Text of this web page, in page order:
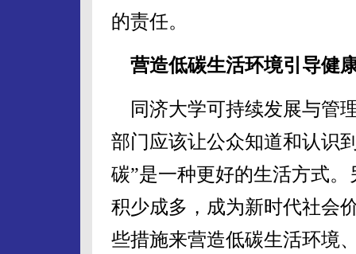
的责任。
营造低碳生活环境引导健
同济大学可持续发展与管
部门应该让公众知道和认识
碳”是一种更好的生活方式
积少成多，成为新时代社会
些措施来营造低碳生活环境